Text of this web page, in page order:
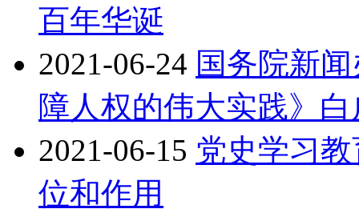
百年华诞
2021-06-24 国务院新
障人权的伟大实践》
2021-06-15 党史学习
位和作用